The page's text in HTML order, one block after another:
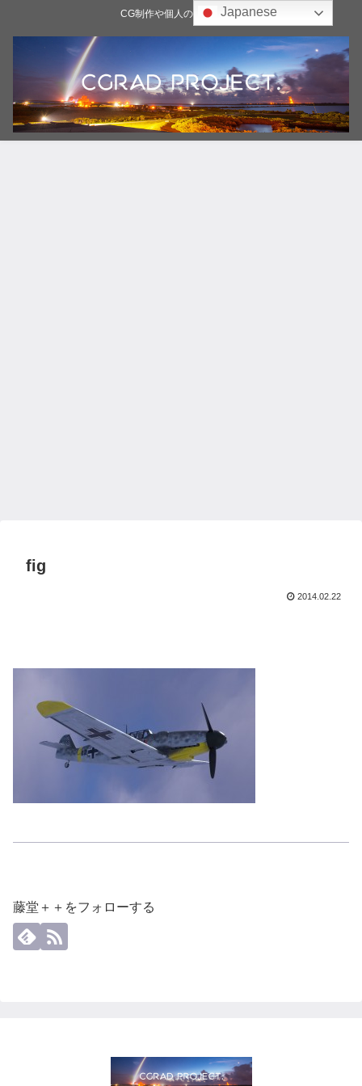
CG制作や個人の雑記ブログ
fig
2014.02.22
藤堂＋＋をフォローする
Japanese